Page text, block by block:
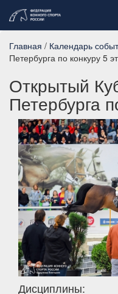
Главная / Календарь
Петербурга по конкуру 5
Открытый
Петербурга
Дисциплины: